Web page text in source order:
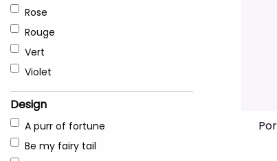
Rose
Rouge
Vert
Violet
Design
A purr of fortune
Be my fairy tail